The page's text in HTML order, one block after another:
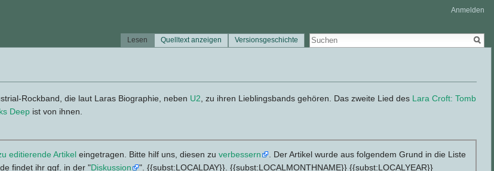
Rockband, die laut Laras Biographie, neben U2, zu ihren Lieblingsbands gehören. Das zweite Lied des Lara Croft: Tomb
Deep ist von ihnen.
editierende Artikel eingetragen. Bitte hilf uns, diesen zu verbessern
. Der Artikel wurde aus folgendem Grund in die Liste
findet ihr ggf. in der "Diskussion
". {{subst:LOCALDAY}}. {{subst:LOCALMONTHNAME}} {{subst:LOCALYEAR}}
Anmelden
Lesen Quelltext anzeigen Versionsgeschichte